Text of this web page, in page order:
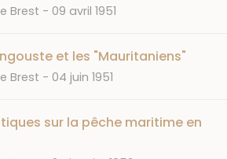
Brest DATE
09 avril 1951
et les "Mauritaniens"
Brest DATE
04 juin 1951
sur la pêche maritime en